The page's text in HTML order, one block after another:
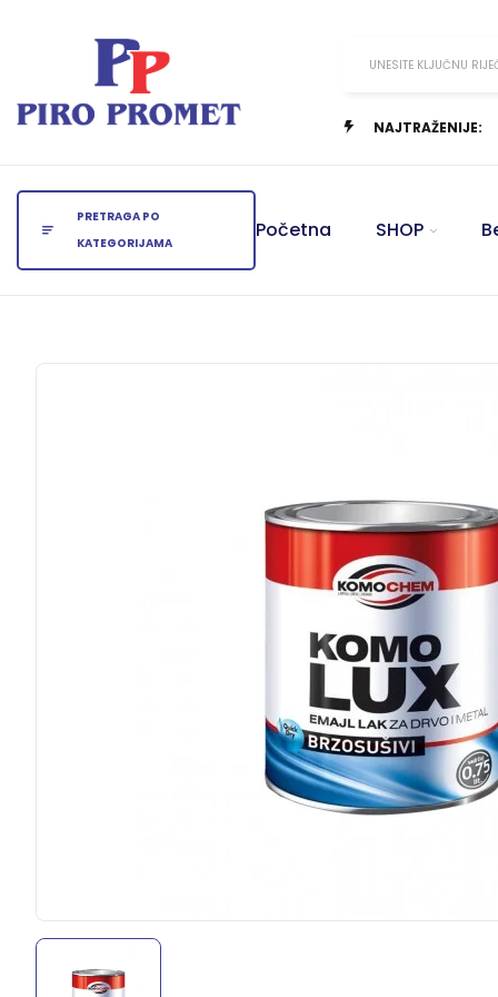
UNESITE KLJUČNU
NAJTRAŽENIJE:
PRETRAGA PO
KATEGORIJAMA
Početna SHOP